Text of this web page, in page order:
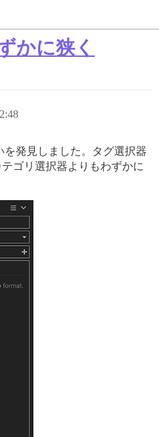
かに狭く
を発見しました。タグ選択器
ゴリ選択器よりもわずかに